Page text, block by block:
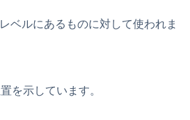
ベルにあるものに対して使われま
を示しています。